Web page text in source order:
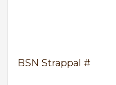
BSN Strappal #